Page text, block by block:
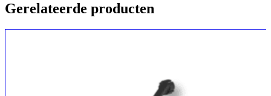
Gerelateerde producten